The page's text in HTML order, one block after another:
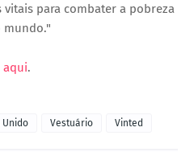
para combater a pobreza
mundo."
aqui.
Unido Vestuário Vinted